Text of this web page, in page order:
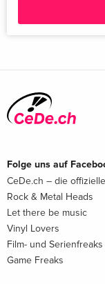
Folge uns auf
CeDe.ch – die
Rock & Metal Heads
Let there be music
Vinyl Lovers
Film- und Serienfreaks
Game Freaks